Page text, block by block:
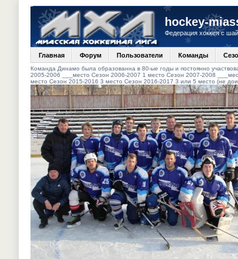
hockey-
Федерация хоккея с
Главная Форум Пользователи Команды
Команда Динамо была образованна в 80-ые годы и постоянно
2005-2006 ___место Сезон 2006-2007 1 место Сезон 2007-2008
место Сезон 2015-2016 3 место Сезон 2016-2017 3 или 5 место (не